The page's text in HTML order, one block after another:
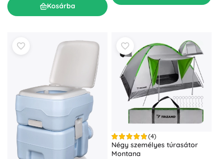
Kosárba
(4)
Négy személyes túrasátor
Montana